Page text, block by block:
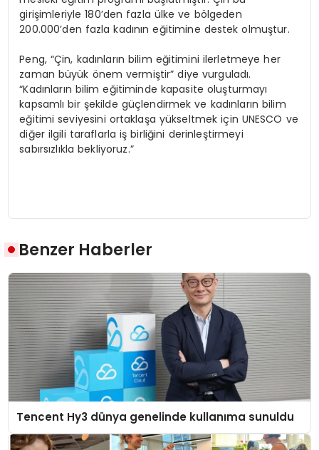
girişimleriyle 180’den fazla ülke ve bölgeden
200.000’den fazla kadının eğitimine destek olmuştur.
Peng, “Çin, kadınların bilim eğitimini ilerletmeye her
zaman büyük önem vermiştir” diye vurguladı.
“Kadınların bilim eğitiminde kapasite oluşturmayı
kapsamlı bir şekilde güçlendirmek ve kadınların bilim
eğitimi seviyesini ortaklaşa yükseltmek için UNESCO ve
diğer ilgili taraflarla iş birliğini derinleştirmeyi
sabırsızlıkla bekliyoruz.”
Benzer Haberler
Tencent Hy3 dünya genelinde kullanıma sunuldu